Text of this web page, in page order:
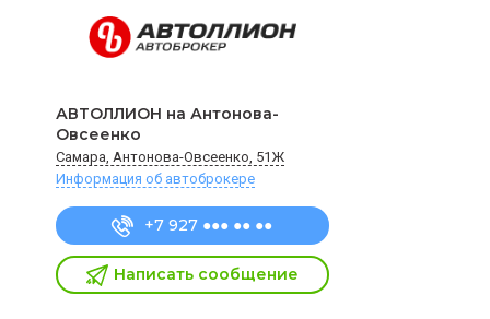
АВТОЛЛИОН на Антонова-
Овсеенко
Самара, Антонова-Овсеенко, 51Ж
Информация об автоброкере
+7 927 ●●● ●● ●●
Написать сообщение